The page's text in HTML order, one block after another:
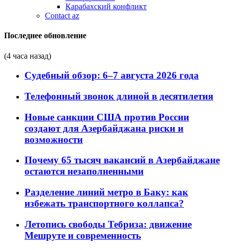
Карабахский конфликт
Contact az
Последнее обновление
(4 часа назад)
Судебный обзор: 6–7 августа 2026 года
Телефонный звонок длиной в десятилетия
Новые санкции США против России
создают для Азербайджана риски и
возможности
Почему 65 тысяч вакансий в Азербайджане
остаются незаполненными
Разделение линий метро в Баку: как
избежать транспортного коллапса?
Летопись свободы Тебриза: движение
Мешруте и современность